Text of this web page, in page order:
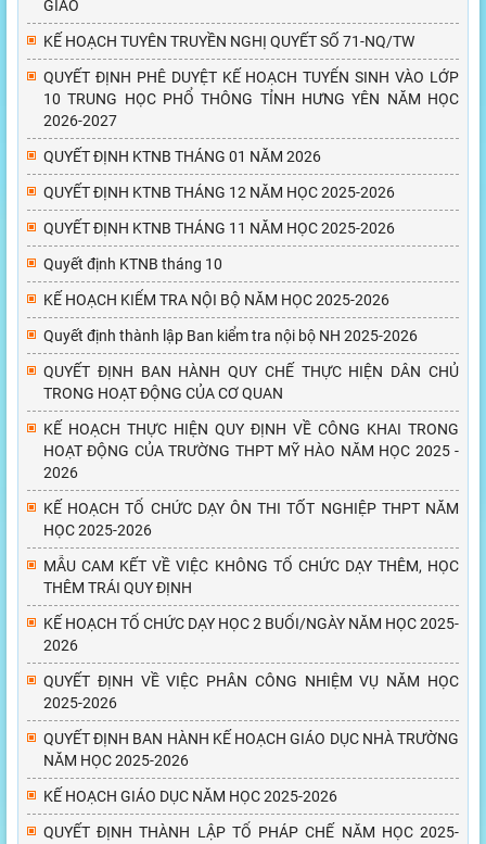
GIÁO
KẾ HOẠCH TUYÊN TRUYỀN NGHỊ QUYẾT SỐ 71-NQ/TW
QUYẾT ĐỊNH PHÊ DUYỆT KẾ HOẠCH TUYỂN SINH VÀO LỚP
10 TRUNG HỌC PHỔ THÔNG TỈNH HƯNG YÊN NĂM HỌC
2026-2027
QUYẾT ĐỊNH KTNB THÁNG 01 NĂM 2026
QUYẾT ĐỊNH KTNB THÁNG 12 NĂM HỌC 2025-2026
QUYẾT ĐỊNH KTNB THÁNG 11 NĂM HỌC 2025-2026
Quyết định KTNB tháng 10
KẾ HOẠCH KIỂM TRA NỘI BỘ NĂM HỌC 2025-2026
Quyết định thành lập Ban kiểm tra nội bộ NH 2025-2026
QUYẾT ĐỊNH BAN HÀNH QUY CHẾ THỰC HIỆN DÂN CHỦ
TRONG HOẠT ĐỘNG CỦA CƠ QUAN
KẾ HOẠCH THỰC HIỆN QUY ĐỊNH VỀ CÔNG KHAI TRONG
HOẠT ĐỘNG CỦA TRƯỜNG THPT MỸ HÀO NĂM HỌC 2025 -
2026
KẾ HOẠCH TỔ CHỨC DẠY ÔN THI TỐT NGHIỆP THPT NĂM
HỌC 2025-2026
MẪU CAM KẾT VỀ VIỆC KHÔNG TỔ CHỨC DẠY THÊM, HỌC
THÊM TRÁI QUY ĐỊNH
KẾ HOẠCH TỔ CHỨC DẠY HỌC 2 BUỔI/NGÀY NĂM HỌC 2025-
2026
QUYẾT ĐỊNH VỀ VIỆC PHÂN CÔNG NHIỆM VỤ NĂM HỌC
2025-2026
QUYẾT ĐỊNH BAN HÀNH KẾ HOẠCH GIÁO DỤC NHÀ TRƯỜNG
NĂM HỌC 2025-2026
KẾ HOẠCH GIÁO DỤC NĂM HỌC 2025-2026
QUYẾT ĐỊNH THÀNH LẬP TỔ PHÁP CHẾ NĂM HỌC 2025-